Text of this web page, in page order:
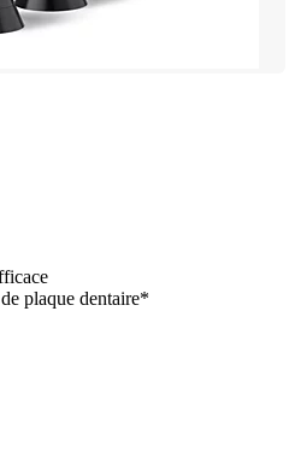
plaque dentaire*